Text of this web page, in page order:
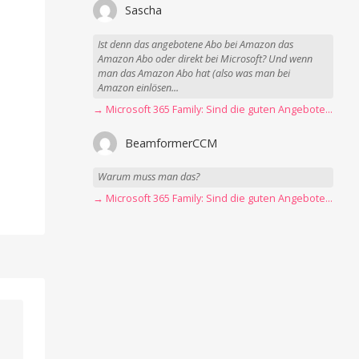
Sascha
Ist denn das angebotene Abo bei Amazon das
Amazon Abo oder direkt bei Microsoft? Und wenn
man das Amazon Abo hat (also was man bei
Amazon einlösen...
→ Microsoft 365 Family: Sind die guten Angebote vorbei?
BeamformerCCM
Warum muss man das?
→ Microsoft 365 Family: Sind die guten Angebote vorbei?